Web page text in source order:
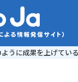
うに成果を上げてい